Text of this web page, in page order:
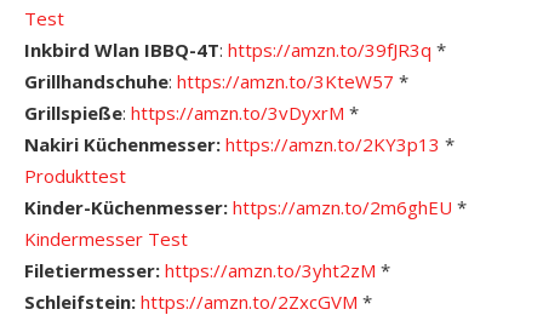
Test
Inkbird Wlan IBBQ-4T: https://amzn.to/39fJR3q *
Grillhandschuhe: https://amzn.to/3KteW57 *
Grillspieße: https://amzn.to/3vDyxrM *
Nakiri Küchenmesser: https://amzn.to/2KY3p13 *
Produkttest
Kinder-Küchenmesser: https://amzn.to/2m6ghEU *
Kindermesser Test
Filetiermesser: https://amzn.to/3yht2zM *
Schleifstein: https://amzn.to/2ZxcGVM *